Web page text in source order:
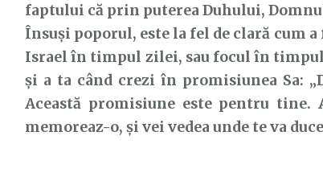
faptului că prin puterea Duhului,
Însuși poporul, este la fel de clară cum
Israel în timpul zilei, sau focul în
și a ta când crezi în promisiunea Sa:
Această promisiune este pentru tine.
memoreaz-o, și vei vedea unde te va